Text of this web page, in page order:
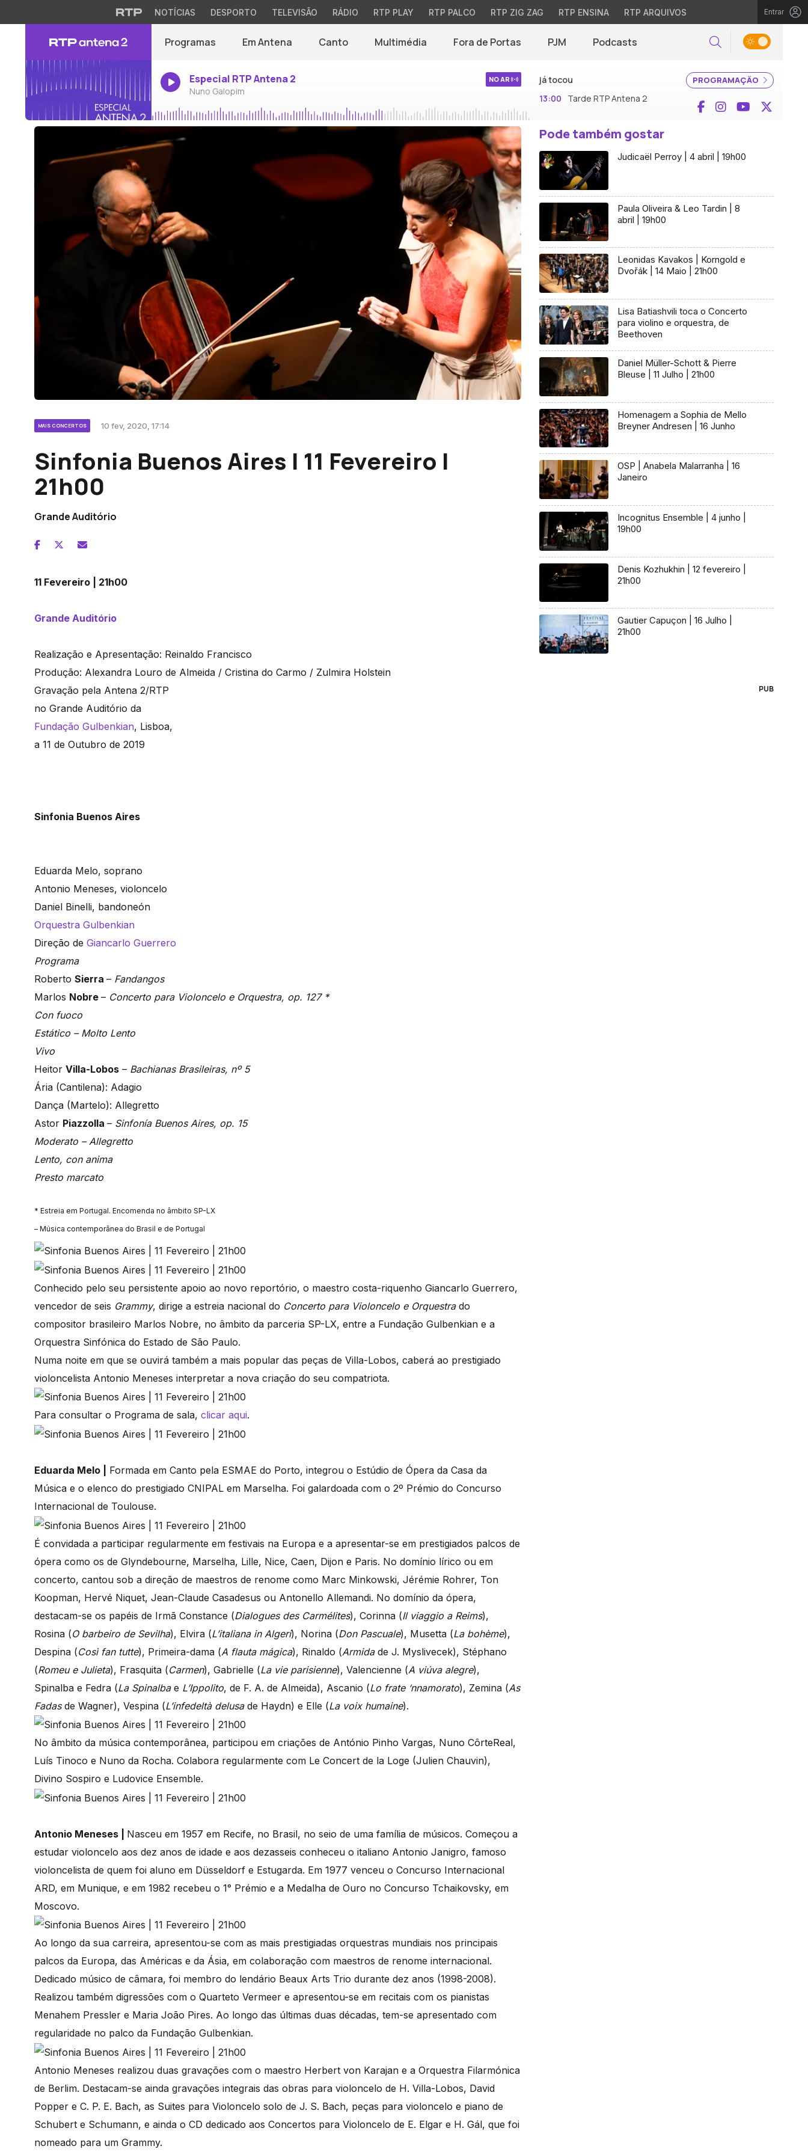
NOTÍCIAS DESPORTO TELEVISÃO RÁDIO RTP PLAY RTP PALCO RTP ZIG ZAG RTP ENSINA RTP ARQUIVOS Entrar
Programas Em Antena Canto Multimédia Fora de Portas PJM Podcasts Pesquisar
Especial RTP Antena 2
Nuno Galopim
NO AR PROGRAMAÇÃO
já tocou
13:00
Tarde RTP Antena 2 Facebook
InstagramYouTube
MAIS CONCERTOS 10 fev, 2020, 17:14
Sinfonia Buenos Aires | 11 Fevereiro |
21h00
Grande Auditório
11 Fevereiro | 21h00
Grande Auditório
Realização e Apresentação: Reinaldo Francisco
Produção: Alexandra Louro de Almeida / Cristina do Carmo / Zulmira Holstein
Gravação pela Antena 2/RTP
no Grande Auditório da
Fundação Gulbenkian, Lisboa,
a 11 de Outubro de 2019
Sinfonia Buenos Aires
Eduarda Melo, soprano
Antonio Meneses, violoncelo
Daniel Binelli, bandoneón
Orquestra Gulbenkian
Direção de Giancarlo Guerrero
Programa
Roberto Sierra – Fandangos
Marlos Nobre – Concerto para Violoncelo e Orquestra, op. 127 *
Con fuoco
Estático – Molto Lento
Vivo
Heitor Villa-Lobos – Bachianas Brasileiras, nº 5
Ária (Cantilena): Adagio
Dança (Martelo): Allegretto
Astor Piazzolla – Sinfonía Buenos Aires, op. 15
Moderato – Allegretto
Lento, con anima
Presto marcato
* Estreia em Portugal. Encomenda no âmbito SP-LX
– Música contemporânea do Brasil e de Portugal
Conhecido pelo seu persistente apoio ao novo reportório, o maestro costa-riquenho Giancarlo Guerrero,
vencedor de seis Grammy, dirige a estreia nacional do Concerto para Violoncelo e Orquestrado
compositor brasileiro Marlos Nobre, no âmbito da parceria SP-LX, entre a Fundação Gulbenkian e a
Orquestra Sinfónica do Estado de São Paulo.
Numa noite em que se ouvirá também a mais popular das peças de Villa-Lobos, caberá ao prestigiado
violoncelista Antonio Meneses interpretar a nova criação do seu compatriota.
Para consultar o Programa de sala, clicar aqui.
Eduarda Melo |
Formada em Canto pela ESMAE do Porto, integrou o Estúdio de Ópera da Casa da
Música e o elenco do prestigiado CNIPAL em Marselha. Foi galardoada com o 2º Prémio do Concurso
Internacional de Toulouse.
É convidada a participar regularmente em festivais na Europa e a apresentar-se em prestigiados palcos de
ópera como os de Glyndebourne, Marselha, Lille, Nice, Caen, Dijon e Paris. No domínio lírico ou em
concerto, cantou sob a direção de maestros de renome como Marc Minkowski, Jérémie Rohrer, Ton
Koopman, Hervé Niquet, Jean-Claude Casadesus ou Antonello Allemandi. No domínio da ópera,
destacam-se os papéis de Irmã Constance (Dialogues des Carmélites), Corinna (Il viaggio a Reims),
Rosina (O barbeiro de Sevilha), Elvira (L’italiana in Algeri), Norina (Don Pascuale), Musetta (La bohème),
Despina (Così fan tutte), Primeira-dama (A flauta mágica), Rinaldo (Armida de J. Myslivecek), Stéphano
(Romeu e Julieta), Frasquita (Carmen), Gabrielle (La vie parisienne), Valencienne (A viúva alegre),
Spinalba e Fedra (La Spinalba e L’Ippolito, de F. A. de Almeida), Ascanio (Lo frate ‘nnamorato), Zemina (As
Fadas de Wagner), Vespina (L’infedeltà delusade Haydn) e Elle (La voix humaine).
No âmbito da música contemporânea, participou em criações de António Pinho Vargas, Nuno CôrteReal,
Luís Tinoco e Nuno da Rocha. Colabora regularmente com Le Concert de la Loge (Julien Chauvin),
Divino Sospiro e Ludovice Ensemble.
Antonio Meneses | Nasceu em 1957 em Recife, no Brasil, no seio de uma família de músicos. Começou a
estudar violoncelo aos dez anos de idade e aos dezasseis conheceu o italiano Antonio Janigro, famoso
violoncelista de quem foi aluno em Düsseldorf e Estugarda. Em 1977 venceu o Concurso Internacional
ARD, em Munique, e em 1982 recebeu o 1° Prémio e a Medalha de Ouro no Concurso Tchaikovsky, em
Moscovo.
Ao longo da sua carreira, apresentou-se com as mais prestigiadas orquestras mundiais nos principais
palcos da Europa, das Américas e da Ásia, em colaboração com maestros de renome internacional.
Dedicado músico de câmara, foi membro do lendário Beaux Arts Trio durante dez anos (1998-2008).
Realizou também digressões com o Quarteto Vermeer e apresentou-se em recitais com os pianistas
Menahem Pressler e Maria João Pires. Ao longo das últimas duas décadas, tem-se apresentado com
regularidade no palco da Fundação Gulbenkian.
Antonio Meneses realizou duas gravações com o maestro Herbert von Karajan e a Orquestra Filarmónica
de Berlim. Destacam-se ainda gravações integrais das obras para violoncelo de H. Villa-Lobos, David
Popper e C. P. E. Bach, as Suites para Violoncelo solo de J. S. Bach, peças para violoncelo e piano de
Schubert e Schumann, e ainda o CD dedicado aos Concertos para Violoncelo de E. Elgar e H. Gál, que foi
nomeado para um Grammy.
Pode também gostar
Judicaël Perroy | 4 abril | 19h00
Paula Oliveira & Leo Tardin | 8
abril | 19h00
Leonidas Kavakos | Korngold e
Dvořák | 14 Maio | 21h00
Lisa Batiashvili toca o Concerto
para violino e orquestra, de
Beethoven
Daniel Müller-Schott & Pierre
Bleuse | 11 Julho | 21h00
Homenagem a Sophia de Mello
Breyner Andresen | 16 Junho
OSP | Anabela Malarranha | 16
Janeiro
Incognitus Ensemble | 4 junho |
19h00
Denis Kozhukhin | 12 fevereiro |
21h00
Gautier Capuçon | 16 Julho |
21h00
PUB